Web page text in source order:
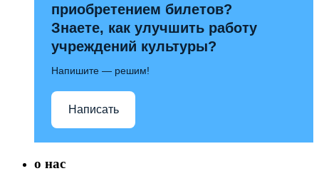
приобретением билетов?
Знаете, как улучшить работу
учреждений культуры?
Напишите — решим!
Написать
о нас